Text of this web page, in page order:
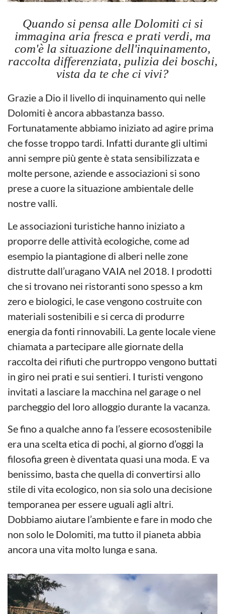
Quando si pensa alle Dolomiti ci si
immagina aria fresca e prati verdi, ma
com'è la situazione dell'inquinamento,
raccolta differenziata, pulizia dei boschi,
vista da te che ci vivi?
Grazie a Dio il livello di inquinamento qui nelle
Dolomiti è ancora abbastanza basso.
Fortunatamente abbiamo iniziato ad agire prima
che fosse troppo tardi. Infatti durante gli ultimi
anni sempre più gente è stata sensibilizzata e
molte persone, aziende e associazioni si sono
prese a cuore la situazione ambientale delle
nostre valli.
Le associazioni turistiche hanno iniziato a
proporre delle attività ecologiche, come ad
esempio la piantagione di alberi nelle zone
distrutte dall’uragano VAIA nel 2018. I prodotti
che si trovano nei ristoranti sono spesso a km
zero e biologici, le case vengono costruite con
materiali sostenibili e si cerca di produrre
energia da fonti rinnovabili. La gente locale viene
chiamata a partecipare alle giornate della
raccolta dei rifiuti che purtroppo vengono buttati
in giro nei prati e sui sentieri. I turisti vengono
invitati a lasciare la macchina nel garage o nel
parcheggio del loro alloggio durante la vacanza.
Se fino a qualche anno fa l’essere ecosostenibile
era una scelta etica di pochi, al giorno d’oggi la
filosofia green è diventata quasi una moda. E va
benissimo, basta che quella di convertirsi allo
stile di vita ecologico, non sia solo una decisione
temporanea per essere uguali agli altri.
Dobbiamo aiutare l’ambiente e fare in modo che
non solo le Dolomiti, ma tutto il pianeta abbia
ancora una vita molto lunga e sana.